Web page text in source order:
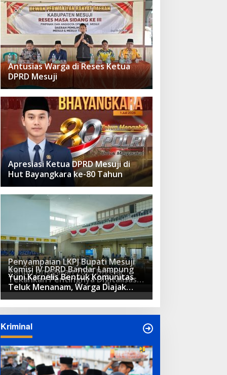
Antusias Warga di Reses Ketua
DPRD Mesuji
Apresiasi Ketua DPRD Mesuji di
Hut Bayangkara ke-80 Tahun
Penyampaian LKPJ Bupati Mesuji
Tahun Anggaran 2025 Digelar
dalam Rapat Paripurna DPRD
Komisi IV DPRD Bandar Lampung
Tekankan Pentingnya Digitalisasi
Sekolah Dasar
Yuni Karnelis Bentuk Komunitas
Teluk Menanam, Warga Diajak
Hidupkan Budaya Tanam
Kriminal